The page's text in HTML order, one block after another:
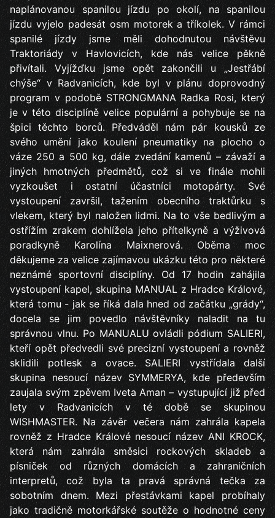
naplánovanou spanilou jízdu po okolí, na spanilou
jízdu vyjelo padesát osm motorek a tříkolek. V rámci
spanilé jízdy jsme měli dohodnutou návštěvu
Traktoriády v Havlovicích, kde nás velice pěkně
přivítali. Vyjížďku jsme opět zakončili u „Jestřábí
chýše“ v Radvanicích, kde byl v plánu doprovodný
program v podobě STRONGMANA Radka Rosi, který
je v této disciplíně velice populární a pohybuje se na
špici těchto borců. Předváděl nám pár kousků ze
svého umění jako koulení pneumatiky na plocho o
váze 250 a 500 kg, dále zvedání kamenů – závaží a
jiných hmotných předmětů, což si ve finále mohli
vyzkoušet i ostatní účastníci motopárty. Své
vystoupení završil, tažením obecního traktůrku s
vlekem, který byl naložen lidmi. Na to vše bedlivým a
ostřížím zrakem dohlížela jeho přítelkyně a výživová
poradkyně Karolína Maixnerová. Oběma moc
děkujeme za velice zajímavou ukázku této pro některé
neznámé sportovní disciplíny. Od 17 hodin zahájila
vystoupení kapel, skupina MANUAL z Hradce Králové,
která tomu - jak se říká dala hned od začátku „grády“,
docela se jim povedlo návštěvníky naladit na tu
správnou vlnu. Po MANUALU ovládli pódium SALIERI,
kteří opět předvedli své precizní vystoupení a rovněž
sklidili potlesk a ovace. SALIERI vystřídala další
skupina nesoucí název SYMMERYA, kde především
zaujala svým zpěvem Iveta Aman – vystupující již před
lety v Radvanicích v té době se skupinou
WISHMASTER. Na závěr večera nám zahrála kapela
rovněž z Hradce Králové nesoucí název ANI KROCK,
která nám zahrála směsici rockových skladeb a
písniček od různých domácích a zahraničních
interpretů, což byla ta pravá správná tečka za
sobotním dnem. Mezi přestávkami kapel probíhaly
jako tradičně motorkářské soutěže o hodnotné ceny